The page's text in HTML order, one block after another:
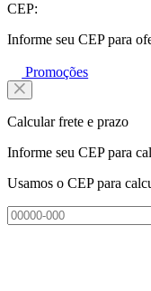
CEP:
Informe seu CEP para
Promoções
Calcular frete e prazo
Informe seu CEP para
Usamos o CEP para